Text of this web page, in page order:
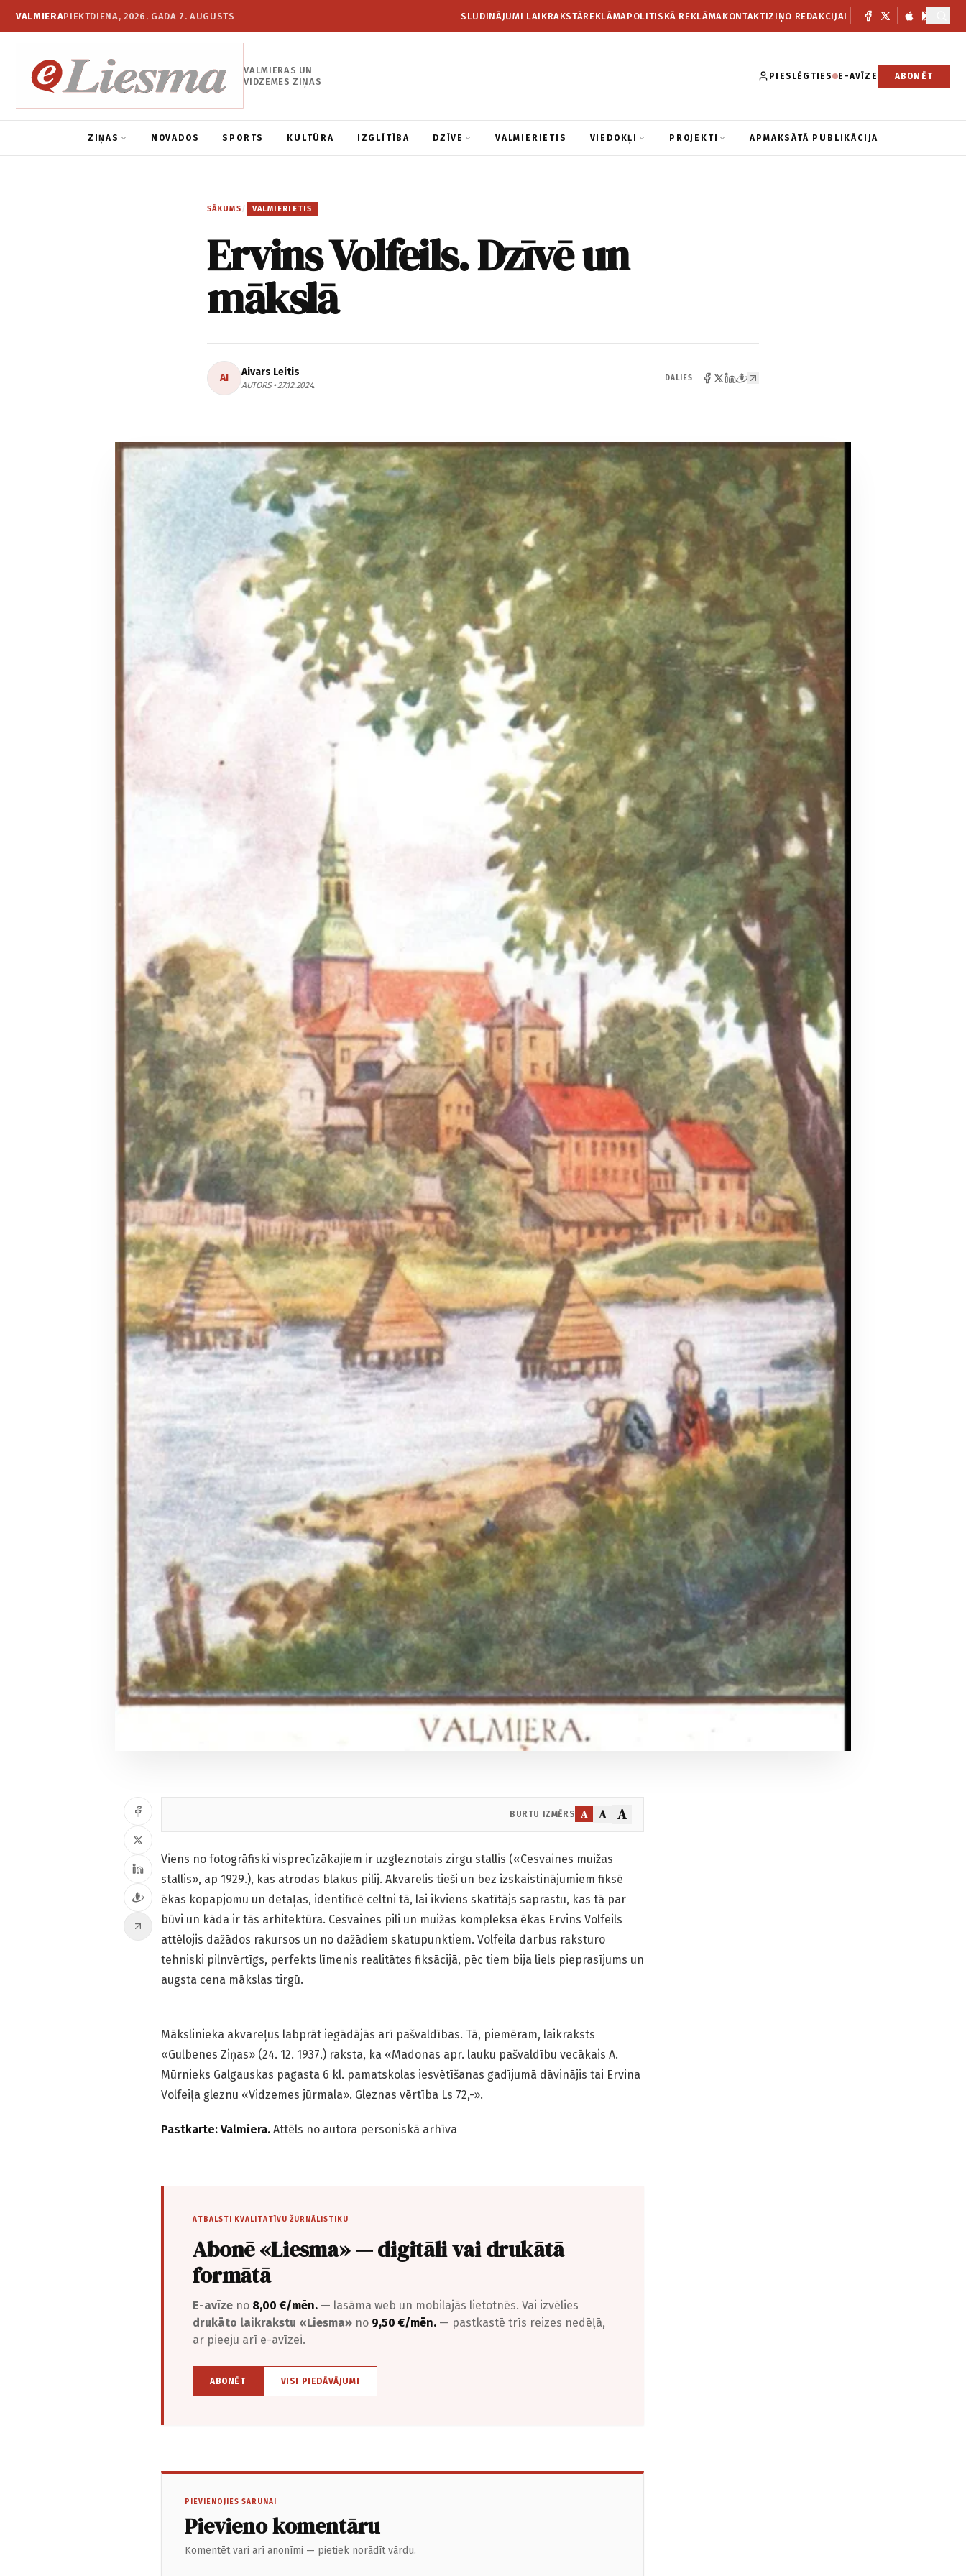
VALMIERAPIEKTDIENA, 2026. GADA 7. AUGUSTS SLUDINĀJUMI LAIKRAKSTĀREKLĀMAPOLITISKĀ REKLĀMAKONTAKTIZIŅO REDAKCIJAI
VALMIERAS UN
VIDZEMES ZIŅAS
PIESLĒGTIES E-AVĪZE ABONĒT
ZIŅAS NOVADOS SPORTS KULTŪRA IZGLĪTĪBA DZĪVE VALMIERIETIS VIEDOKĻI PROJEKTI APMAKSĀTĀ PUBLIKĀCIJA
SĀKUMS / VALMIERIETIS
Ervins Volfeils. Dzīvē un
mākslā
AI Aivars Leitis
AUTORS • 27.12.2024.
DALIES
BURTU IZMĒRS A A A
Viens no fotogrāfiski visprecīzākajiem ir uzgleznotais zirgu stallis («Cesvaines muižas
stallis», ap 1929.), kas atrodas blakus pilij. Akvarelis tieši un bez izskaistinājumiem fiksē
ēkas kopapjomu un detaļas, identificē celtni tā, lai ikviens skatītājs saprastu, kas tā par
būvi un kāda ir tās arhitektūra. Cesvaines pili un muižas kompleksa ēkas Ervins Volfeils
attēlojis dažādos rakursos un no dažādiem skatupunktiem. Volfeila darbus raksturo
tehniski pilnvērtīgs, perfekts līmenis realitātes fiksācijā, pēc tiem bija liels pieprasījums un
augsta cena mākslas tirgū.
Mākslinieka akvareļus labprāt iegādājās arī pašvaldības. Tā, piemēram, laikraksts
«Gulbenes Ziņas» (24. 12. 1937.) raksta, ka «Madonas apr. lauku pašvaldību vecākais A.
Mūrnieks Galgauskas pagasta 6 kl. pamatskolas iesvētīšanas gadījumā dāvinājis tai Ervina
Volfeiļa gleznu «Vidzemes jūrmala». Gleznas vērtība Ls 72,-».
Pastkarte: Valmiera. Attēls no autora personiskā arhīva
ATBALSTI KVALITATĪVU ŽURNĀLISTIKU
Abonē «Liesma» — digitāli vai drukātā
formātā
E-avīze no 8,00 €/mēn. — lasāma web un mobilajās lietotnēs. Vai izvēlies
drukāto laikrakstu «Liesma» no 9,50 €/mēn. — pastkastē trīs reizes nedēļā,
ar pieeju arī e-avīzei.
ABONĒT VISI PIEDĀVĀJUMI
PIEVIENOJIES SARUNAI
Pievieno komentāru
Komentēt vari arī anonīmi — pietiek norādīt vārdu.